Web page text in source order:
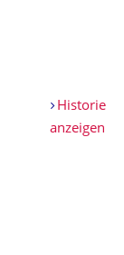
Historie
anzeigen